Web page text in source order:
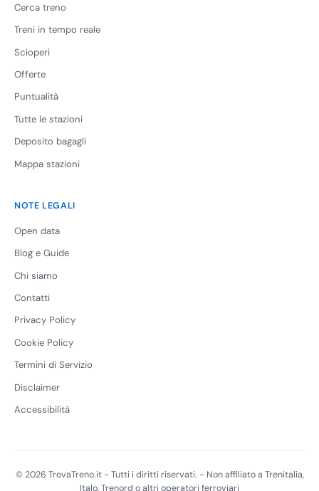
Cerca treno
Treni in tempo reale
Scioperi
Offerte
Puntualità
Tutte le stazioni
Deposito bagagli
Mappa stazioni
NOTE LEGALI
Open data
Blog e Guide
Chi siamo
Contatti
Privacy Policy
Cookie Policy
Termini di Servizio
Disclaimer
Accessibilità
© 2026 TrovaTreno.it - Tutti i diritti riservati. - Non affiliato a Trenitalia,
Italo, Trenord o altri operatori ferroviari